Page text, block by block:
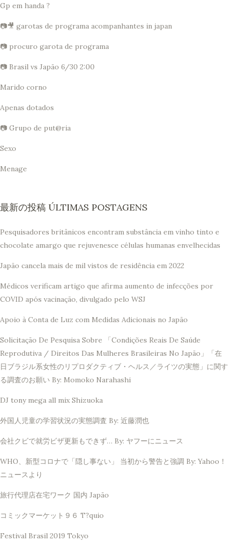
Gp em handa ?
📷🎥 garotas de programa acompanhantes in japan
📷 procuro garota de programa
📷 Brasil vs Japão 6/30 2:00
Marido corno
Apenas dotados
📷 Grupo de put@ria
Sexo
Menage
最新の投稿 ÚLTIMAS POSTAGENS
Pesquisadores britânicos encontram substância em vinho tinto e
chocolate amargo que rejuvenesce células humanas envelhecidas
Japão cancela mais de mil vistos de residência em 2022
Médicos verificam artigo que afirma aumento de infecções por
COVID após vacinação, divulgado pelo WSJ
Apoio à Conta de Luz com Medidas Adicionais no Japão
Solicitação De Pesquisa Sobre 「Condições Reais De Saúde
Reprodutiva / Direitos Das Mulheres Brasileiras No Japão」「在
日ブラジル系女性のリプロダクティブ・ヘルス／ライツの実態」に関す
る調査のお願い By: Momoko Narahashi
DJ tony mega all mix Shizuoka
外国人児童の学習状況の実態調査 By: 近藤潤也
会社クビで就労ビザ更新もできず… By: ヤフーにニュース
WHO、新型コロナで「隠し事ない」 当初から警告と強調 By: Yahoo！
ニュースより
旅行代理店在宅ワーク 国内 Japão
コミックマーケット９６ T?quio
Festival Brasil 2019 Tokyo